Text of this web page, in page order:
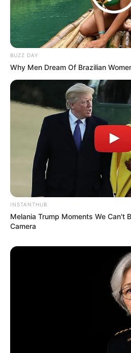
Exo Next Door (Naver TV Cast |
To The Beautiful You(SBS | 2012),
Single
iScreaM Vol.14 : Peaches
Features
Pretty Boy – Taemin(2014)
Peaches
(2021)
(2020)
Konser
2022 Powerful K-Pop Concert
HallyuPopFest Sydney 2022 (2022)
Waterbomb Festival Seoul (2022)
BUZZ DAY
Why Men Dream Of Brazilian
INSTANTHUB
Melania Trump Moments We Can't
Camera